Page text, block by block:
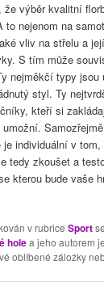
že výběr kvalitní
to nejenom na
vliv na střelu a
S tím může
nejměkčí typy jsou
styl. Ty
kteří si
individuální v
tedy zkoušet a
kterou bude vaše
v rubriceSport
holea jeho autorem
oblíbené záložky